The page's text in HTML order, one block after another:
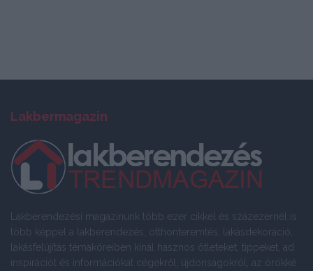
Lakbermagazin
Lakberendezési magazinunk több ezer cikkel és százezernél is
több képpel a lakberendezés, otthonteremtés, lakásdekoráció,
lakásfelújítás témaköreiben kínál hasznos ötleteket, tippeket, ad
inspirációt és információkat cégekről, újdonságokról, az örökké